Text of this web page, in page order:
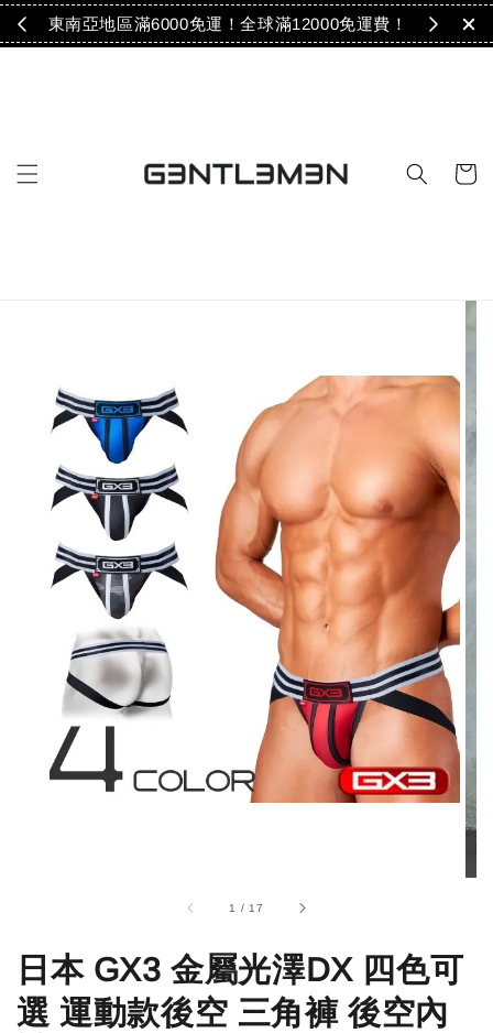
！ 東南亞地區滿6000免運！全球滿12000免運費！
1 / 17
日本 GX3 金屬光澤DX 四色可
選 運動款後空 三角褲 後空內